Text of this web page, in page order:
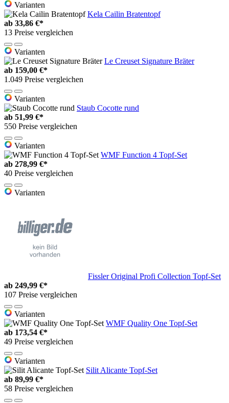
Varianten
Kela Cailin Bratentopf
ab 33,86 €*
13 Preise vergleichen
Varianten
Le Creuset Signature Bräter
ab 159,00 €*
1.049 Preise vergleichen
Varianten
Staub Cocotte rund
ab 51,99 €*
550 Preise vergleichen
Varianten
WMF Function 4 Topf-Set
ab 278,99 €*
40 Preise vergleichen
Varianten
Fissler Original Profi Collection Topf-Set
ab 249,99 €*
107 Preise vergleichen
Varianten
WMF Quality One Topf-Set
ab 173,54 €*
49 Preise vergleichen
Varianten
Silit Alicante Topf-Set
ab 89,99 €*
58 Preise vergleichen